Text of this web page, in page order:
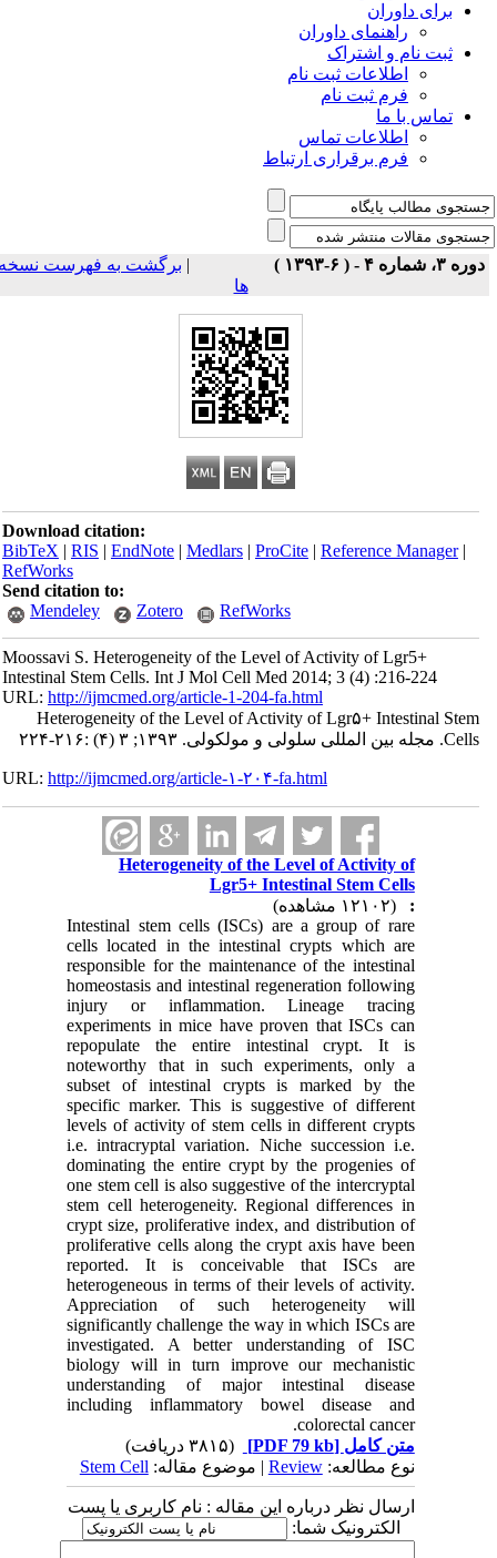
برای داوران
راهنمای داوران
ثبت نام و اشتراک
اطلاعات ثبت نام
فرم ثبت نام
تماس با ما
اطلاعات تماس
فرم برقراری ارتباط
دوره ۳، شماره ۴ - ( ۶-۱۳۹۳ )
برگشت به فهرست نسخه
ها
Download citation:
BibTeX|RIS|EndNote|Medlars|ProCite|Reference Manager
RefWorks
Send citation to:
Mendeley
Zotero RefWorks
Moossavi S. Heterogeneity of the Level of Activity of Lgr5+
Intestinal Stem Cells. Int J Mol Cell Med 2014; 3 (4) :216-224
URL:http://ijmcmed.org/article-1-204-fa.html
Heterogeneity of the Level of Activity of Lgr۵+ Intestinal Stem
Cells. مجله بین المللی سلولی و مولکولی. ۱۳۹۳; ۳ (۴) :۲۱۶-۲۲۴
URL:http://ijmcmed.org/article-۱-۲۰۴-fa.html
Heterogeneity of the Level of Activity of
Lgr5+ Intestinal Stem Cells
Intestinal stem cells (ISCs) are a group of rare
cells located in the intestinal crypts which are
responsible for the maintenance of the intestinal
homeostasis and intestinal regeneration following
injury or inflammation. Lineage tracing
experiments in mice have proven that ISCs can
repopulate the entire intestinal crypt. It is
noteworthy that in such experiments, only a
subset of intestinal crypts is marked by the
specific marker. This is suggestive of different
levels of activity of stem cells in different crypts
i.e. intracryptal variation. Niche succession i.e.
dominating the entire crypt by the progenies of
one stem cell is also suggestive of the intercryptal
stem cell heterogeneity. Regional differences in
crypt size, proliferative index, and distribution of
proliferative cells along the crypt axis have been
reported. It is conceivable that ISCs are
heterogeneous in terms of their levels of activity.
Appreciation of such heterogeneity will
significantly challenge the way in which ISCs are
investigated. A better understanding of ISC
biology will in turn improve our mechanistic
understanding of major intestinal disease
including inflammatory bowel disease and
colorectal cancer.
متن کامل[PDF 79 kb]
نوع مطالعه:Review| موضوع مقاله:Stem Cell
ارسال نظر درباره این مقاله : نام کاربری یا پست
الکترونیک شما: